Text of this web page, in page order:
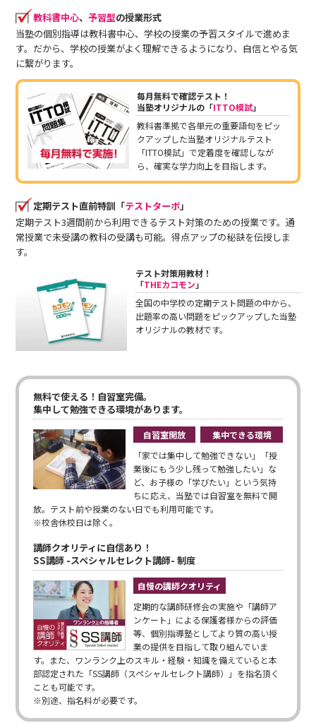
教科書中心、 予習型の授業形式
当塾の個別指導は教科書中心、学校の授業の予習スタイルで進めま
す。だから、学校の授業がよく理解できるようになり、自信とやる気
に繋がります。
毎月無料で確認テスト！
当塾オリジナルの「ITTO模試」
教科書準拠で各単元の重要語句をピッ
クアップした当塾オリジナルテスト
「ITTO模試」で定着度を確認しなが
ら、確実な学力向上を目指します。
定期テスト直前特訓「テストターボ」
定期テスト3週間前から利用できるテスト対策のための授業です。通
常授業で未受講の教科の受講も可能。得点アップの秘訣を伝授しま
す。
テスト対策用教材！
「THEカコモン」
全国の中学校の定期テスト問題の中から、
出題率の高い問題をピックアップした当塾
オリジナルの教材です。
無料で使える！自習室完備。
集中して勉強できる環境があります。
自習室開放
集中できる環境
「家では集中して勉強できない」「授
業後にもう少し残って勉強したい」な
ど、お子様の「学びたい」という気持
ちに応え、当塾では自習室を無料で開
放。テスト前や授業のない日でも利用可能です。
※校舎休校日は除く。
講師クオリティに自信あり！
SS講師 -スペシャルセレクト講師- 制度
自慢の講師クオリティ
定期的な講師研修会の実施や「講師ア
ンケート」による保護者様からの評価
等、個別指導塾としてより質の高い授
業の提供を目指して取り組んでいま
す。また、ワンランク上のスキル・経験・知識を備えていると本
部認定された「SS講師（スペシャルセレクト講師）」を指名頂く
ことも可能です。
※別途、指名料が必要です。